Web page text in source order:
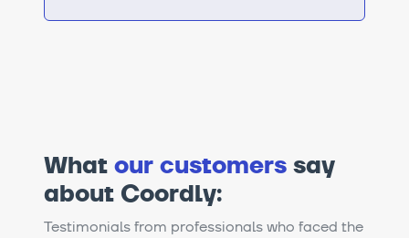
What our customers say
about Coordly:
Testimonials from professionals who faced the